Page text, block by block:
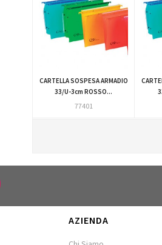
CARTELLA SOSPESA ARMADIO
33/U-3cm ROSSO...
77401
AZIENDA